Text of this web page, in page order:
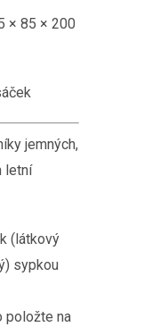
× 85 × 200
jemných,
letní
(látkový
sypkou
položte na